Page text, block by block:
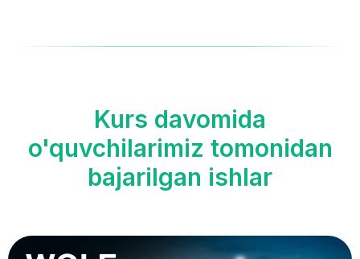
Kurs davomida
o'quvchilarimiz tomonidan
bajarilgan ishlar